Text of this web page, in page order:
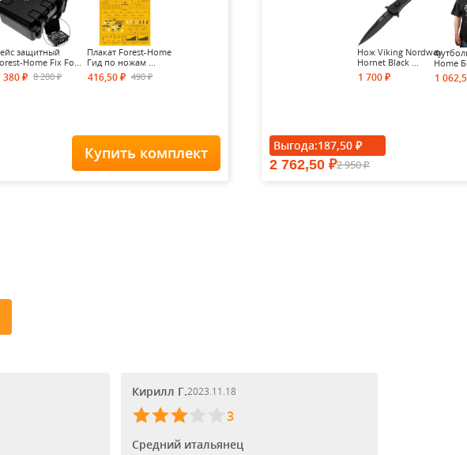
защитный
Home Fix Fo...
380₽ 8 200₽
Плакат Forest-Home
Гид по ножам ...
416,50 ₽ 490₽
Купить комплект
Нож Viking Nordway
Hornet Black ...
1 700 ₽
Home
1
Выгода:187,50 ₽
2 762,50 ₽2 950₽
Кирилл Г.2023.11.18
3
Средний итальянец